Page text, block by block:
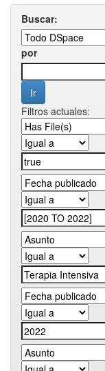
Buscar:
por
Filtros actuales: